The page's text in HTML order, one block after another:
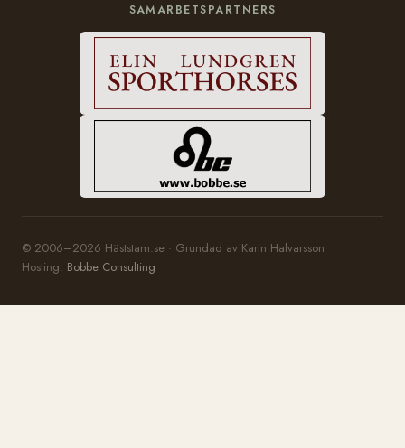
SAMARBETSPARTNERS
© 2006–2026 Häststam.se · Grundad av Karin Halvarsson
Hosting: Bobbe Consulting